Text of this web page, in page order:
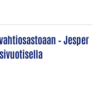
– Jesper